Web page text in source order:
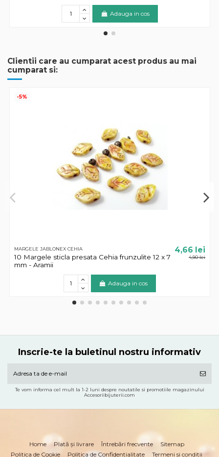
Adauga in cos
Clientii care au cumparat acest produs au mai
cumparat si:
-5%
MARGELE JABLONEX CEHIA
10 Margele sticla presata Cehia frunzulite 12 x 7
mm - Aramii
4,66 lei
4,90 lei
Adauga in cos
Inscrie-te la buletinul nostru informativ
Te vom informa cel mult la 1-2 luni despre noutatile si promotiile magazinului
Accesoriibijuterii.com
Home Plată și livrare Întrebări frecvente
Sitemap
Politica de Cookie
Politica de Confidentialitate Termeni si conditii